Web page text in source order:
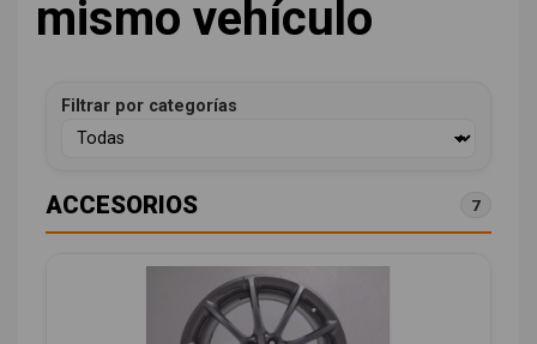
mismo vehículo
Filtrar por categorías
ACCESORIOS 7